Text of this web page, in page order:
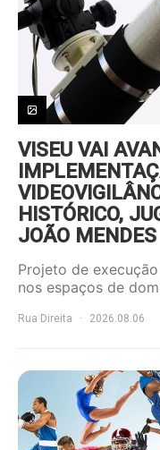
VISEU VAI
HISTÓRICO,
JOÃO MENDES
Projeto de
nos espaços de
Rua Direita 2026.08.06